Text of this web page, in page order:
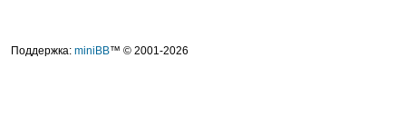
Поддержка: miniBB™ © 2001-2026